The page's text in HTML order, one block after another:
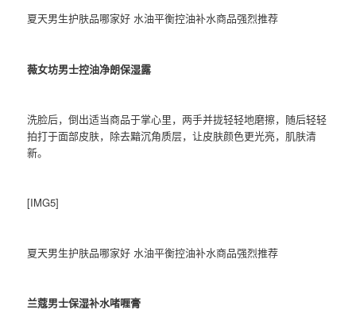
夏天男生护肤品哪家好 水油平衡控油补水商品强烈推荐
薇女坊男士控油净朗保湿露
洗脸后，倒出适当商品于掌心里，两手并拢轻轻地磨擦，随后轻轻
拍打于面部皮肤，除去黯沉角质层，让皮肤颜色更光亮，肌肤清
新。
[IMG5]
夏天男生护肤品哪家好 水油平衡控油补水商品强烈推荐
兰蔻男士保湿补水啫喱膏